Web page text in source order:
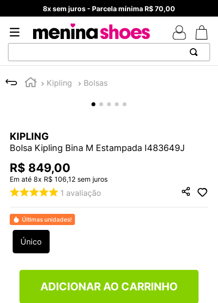
8x sem juros - Parcela mínima R$ 70,00
Kipling Bolsas
KIPLING
Bolsa Kipling Bina M Estampada I483649J
R$ 849,00
Em até 8x R$ 106,12 sem juros
1 avaliação
Últimas unidades!
Único
ADICIONAR AO CARRINHO
1
TÊNIS NEWS BALANCE 530
MELISSAS MINI BABY
º
TÊNIS VEJA WHITE
5
ADIDAS
6º
SAMBA
7º
MELISSA SLIDE
9 º
VEJA COUNTRY
10º NEW 530